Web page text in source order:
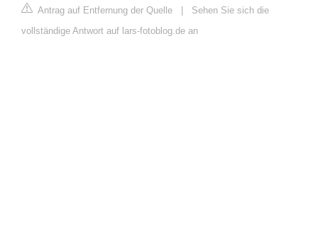
Antrag auf Entfernung der Quelle | Sehen Sie sich die
vollständige Antwort auf lars-fotoblog.de an